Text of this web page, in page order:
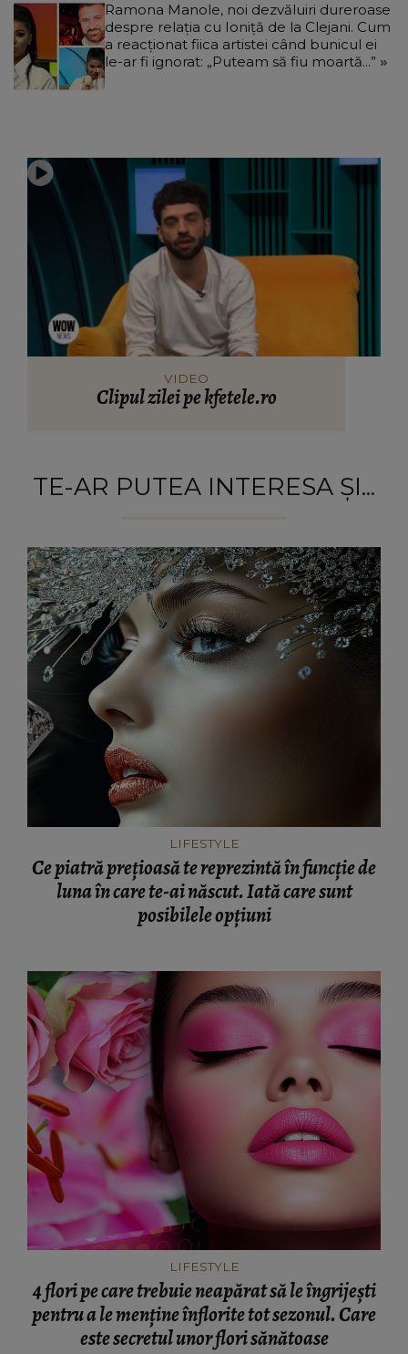
Ramona Manole, noi dezvăluiri dureroase
despre relația cu Ioniță de la Clejani. Cum
a reacționat fiica artistei când bunicul ei
le-ar fi ignorat: „Puteam să fiu moartă...”
VIDEO
Clipul zilei pe kfetele.ro
TE-AR PUTEA INTERESA ȘI...
LIFESTYLE
Ce piatră prețioasă te reprezintă în funcție de
luna în care te-ai născut. Iată care sunt
posibilele opțiuni
LIFESTYLE
4 flori pe care trebuie neapărat să le îngrijești
pentru a le menține înflorite tot sezonul. Care
este secretul unor flori sănătoase